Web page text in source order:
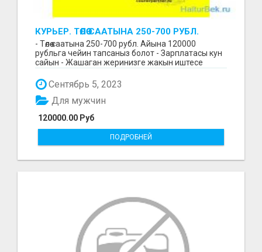
КУРЬЕР. ТӨЛӨӨ СААТЫНА 250-700 РУБЛ.
ЖУМУШ ГРАФИГИ СВОБОДНЫЙ. БЕЗ
ОПЫТА АЛАБЫЗ. ҮЙДҮН ЖАНЫНДА.
- Төлөө саатына 250-700 рубл. Айына 120000
рубльга чейин тапсаныз болот - Зарплатасы кун
сайын - Жашаган жеринизге жакын иштесе
Сентябрь 5, 2023
120000.00 Руб
Для мужчин
ПОДРОБНЕЙ